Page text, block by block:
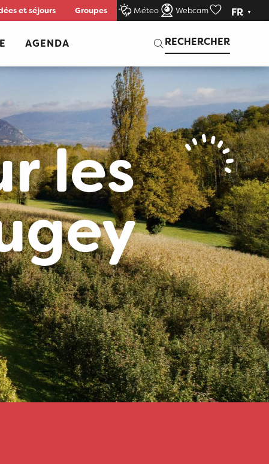
et séjours Groupes Méteo Webcam FR
AGENDA RECHERCHER
Recherche
les